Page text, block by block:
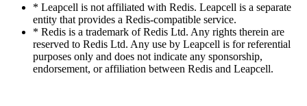
* Leapcell is not affiliated with Redis. Leapcell is a separate
entity that provides a Redis-compatible service.
* Redis is a trademark of Redis Ltd. Any rights therein are
reserved to Redis Ltd. Any use by Leapcell is for referential
purposes only and does not indicate any sponsorship,
endorsement, or affiliation between Redis and Leapcell.